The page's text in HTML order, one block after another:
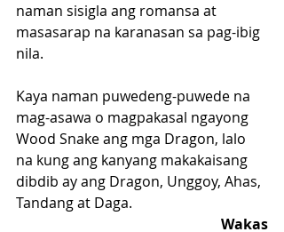
naman sisigla ang romansa at
masasarap na karanasan sa pag-ibig
nila.
Kaya naman puwedeng-puwede na
mag-asawa o magpakasal ngayong
Wood Snake ang mga Dragon, lalo
na kung ang kanyang makakaisang
dibdib ay ang Dragon, Unggoy, Ahas,
Tandang at Daga.
Wakas